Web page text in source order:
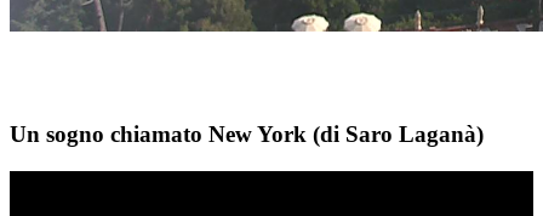
Un sogno chiamato New York (di Saro Laganà)